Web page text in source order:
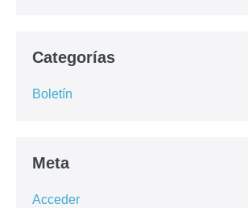
Categorías
Boletín
Meta
Acceder